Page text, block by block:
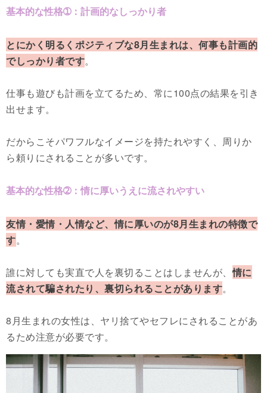
基本的な性格➀：計画的なしっかり者
とにかく明るくポジティブな8月生まれは、何事も計画的
でしっかり者です。
仕事も遊びも計画を立てるため、常に100点の結果を引き
出せます。
だからこそパワフルなイメージを持たれやすく、周りか
ら頼りにされることが多いです。
基本的な性格➁：情に厚いうえに流されやすい
友情・愛情・人情など、情に厚いのが8月生まれの特徴で
す。
誰に対しても実直で人を裏切ることはしませんが、情に
流されて騙されたり、裏切られることがあります。
8月生まれの女性は、ヤリ捨てやセフレにされることがあ
るため注意が必要です。